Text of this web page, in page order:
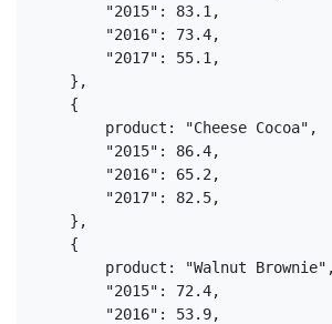
"2015": 83.1,
"2016": 73.4,
"2017": 55.1,
},
{
product: "Cheese Cocoa",
"2015": 86.4,
"2016": 65.2,
"2017": 82.5,
},
{
product: "Walnut Brownie",
"2015": 72.4,
"2016": 53.9,